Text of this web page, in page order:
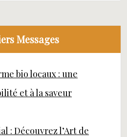
Messages
bio locaux : une
et à la saveur
: Découvrez l’Art de